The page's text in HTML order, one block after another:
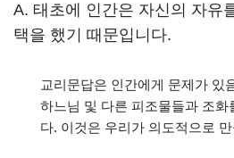
A. 태초에 인간은 자신의 자유
택을 했기 때문입니다.
교리문답은 인간에게 문제가 있
하느님 및 다른 피조물들과 조화
다. 이것은 우리가 의도적으로